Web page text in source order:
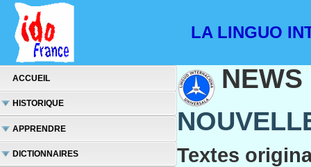
LA LINGUO
ACCUEIL
HISTORIQUE
APPRENDRE
DICTIONNAIRES
NEWS
Textes